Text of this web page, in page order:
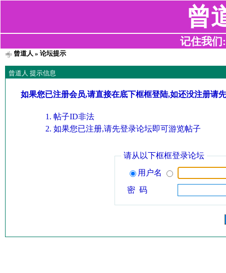
曾
记住我们
曾道人 » 论坛提示
曾道人 提示信息
如果您已注册会员,请直接在底下框框登陆,如还没注册请
帖子ID非法
如果您已注册,请先登录论坛即可游览帖子
请从以下框框登录论坛
用户名
密 码